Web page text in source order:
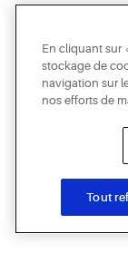
En cliquant sur
stockage de
navigation sur
nos efforts de
Tout